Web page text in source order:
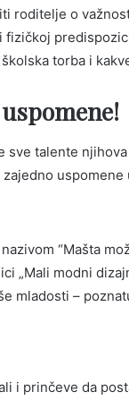
roditelje o
fizičkoj
torba i
sve talente
“Mašta
„Mali modni
mladosti –
i prinčeve da